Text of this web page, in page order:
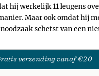
hij werkelijk 11 leugens
Maar ook omdat hij
schetst van een
verzending vanaf €20